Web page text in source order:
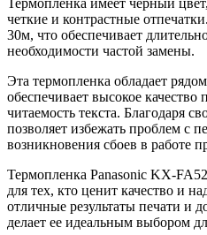
четкие и контрастные
30м, что обеспечивает
необходимости частой замены.
Эта термопленка обладает
обеспечивает высокое качество
читаемость текста. Благодаря
позволяет избежать проблем с
возникновения сбоев в работе
Термопленка Panasonic KX-
для тех, кто ценит качество и
отличные результаты печати и
делает ее идеальным выбором